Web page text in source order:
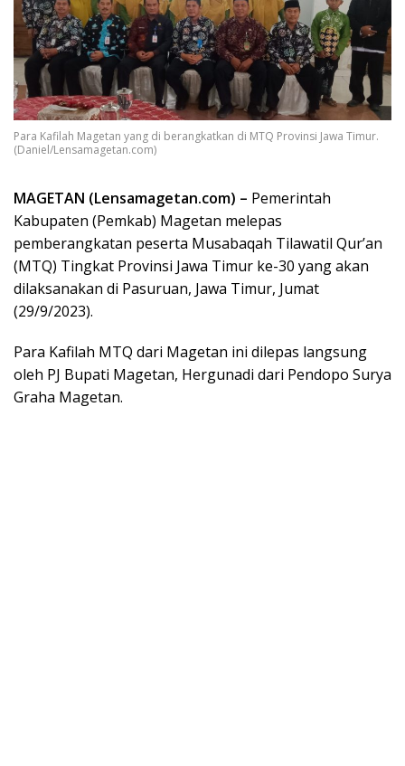
Para Kafilah Magetan yang di berangkatkan di MTQ Provinsi Jawa Timur.
(Daniel/Lensamagetan.com)
MAGETAN (Lensamagetan.com) – Pemerintah
Kabupaten (Pemkab) Magetan melepas
pemberangkatan peserta Musabaqah Tilawatil Qur’an
(MTQ) Tingkat Provinsi Jawa Timur ke-30 yang akan
dilaksanakan di Pasuruan, Jawa Timur, Jumat
(29/9/2023).
Para Kafilah MTQ dari Magetan ini dilepas langsung
oleh PJ Bupati Magetan, Hergunadi dari Pendopo Surya
Graha Magetan.